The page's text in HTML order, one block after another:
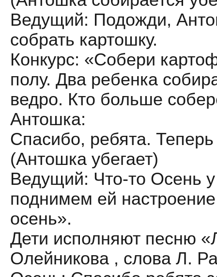
Ведущий: Подожди,
собрать картошку.
Конкурс: «Собери
полу. Два ребенка
ведро. Кто больше
Антошка:
Спасибо, ребята.
(Антошка убегает)
Ведущий: Что-то Осень у
поднимем ей
осень».
Дети исполняют песню
Олейникова , слова Л.